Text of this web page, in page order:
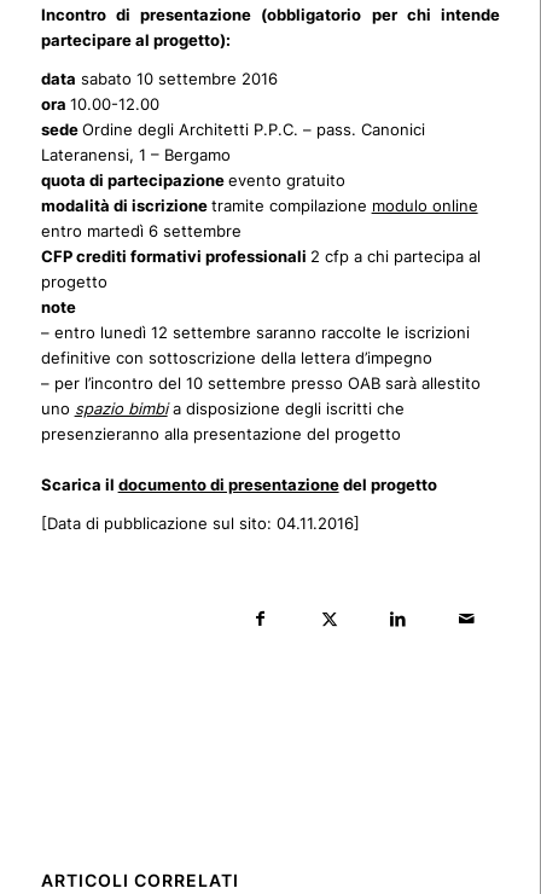
Incontro di presentazione (obbligatorio per chi intende
partecipare al progetto):
data sabato 10 settembre 2016
ora 10.00-12.00
sedeOrdine degli Architetti P.P.C. – pass. Canonici
Lateranensi, 1 – Bergamo
quota di partecipazioneevento gratuito
modalità di iscrizionetramite compilazione modulo online
entro martedì 6 settembre
CFP crediti formativi professionali 2 cfp a chi partecipa al
progetto
note
– entro lunedì 12 settembre saranno raccolte le iscrizioni
definitive con sottoscrizione della lettera d’impegno
– per l’incontro del 10 settembre presso OAB sarà allestito
uno spazio bimbia disposizione degli iscritti che
presenzieranno alla presentazione del progetto
Scarica il documento di presentazionedel progetto
[Data di pubblicazione sul sito: 04.11.2016]
ARTICOLI CORRELATI